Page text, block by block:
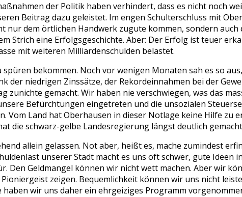
der Politik haben verhindert, dass es nicht noch
Beitrag dazu geleistet. Im engen Schulterschluss mit
nur dem örtlichen Handwerk zugute kommen, sondern
Strich eine Erfolgsgeschichte. Aber: Der Erfolg ist teuer
mit weiteren Milliardenschulden belastet.
bekommen. Noch vor wenigen Monaten sah es so
der niedrigen Zinssätze, der Rekordeinnahmen bei der
zunichte gemacht. Wir haben nie verschwiegen, was das
Befürchtungen eingetreten und die unsozialen
Vom Land hat Oberhausen in dieser Notlage keine Hilfe
die schwarz-gelbe Landesregierung längst deutlich
allein gelassen. Not aber, heißt es, mache zumindest
unserer Stadt macht es uns oft schwer, gute Ideen
Den Geldmangel können wir nicht wett machen. Aber wir
zeigen. Bequemlichkeit können wir uns nicht
wir uns daher ein ehrgeiziges Programm